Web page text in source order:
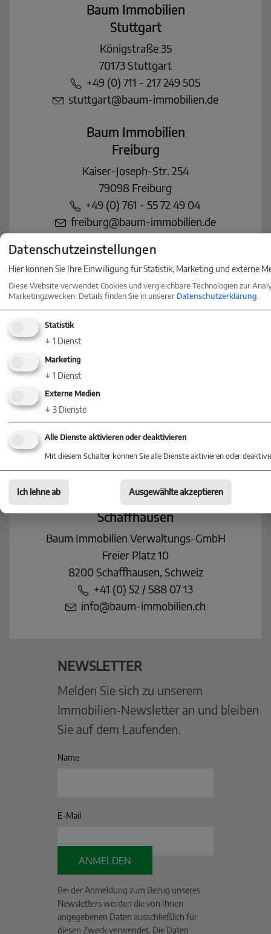
Baum Immobilien
Stuttgart
Königstraße 35
70173 Stuttgart
+49 (0) 711 - 217 249 505
stuttgart@baum-immobilien.de
Baum Immobilien
Freiburg
Kaiser-Joseph-Str. 254
79098 Freiburg
+49 (0) 761 - 55 72 49 04
freiburg@baum-immobilien.de
Baum Immobilien
Rottweil
Hyeres-Straße 22
78628 Rottweil
info@baum-immobilien.de
8001 Zürich, Schweiz
+41 43 456 27 22
Baum Immobilien
Schaffhausen
Baum Immobilien Verwaltungs-GmbH
Freier Platz 10
8200 Schaffhausen, Schweiz
+41 (0) 52 / 588 07 13
info@baum-immobilien.ch
NEWSLETTER
Melden Sie sich zu unserem
Immobilien-Newsletter an und bleiben
Sie auf dem Laufenden.
Name
E-Mail
ANMELDEN
Bei der Anmeldung zum Bezug unseres
Newsletters werden die von Ihnen
angegebenen Daten ausschließlich für
diesen Zweck verwendet. Die Daten
Datenschutzeinstellungen
Hier können Sie Ihre Einwilligung für Statistik, Marketing und externe
Diese Website verwendet Cookies und vergleichbare Technologien zur
Marketingzwecken. Details finden Sie in unserer Datenschutzerklärung
Statistik
↓ 1 Dienst
Marketing
↓ 1 Dienst
Externe Medien
↓ 3 Dienste
Alle Dienste aktivieren oder deaktivieren
Mit diesem Schalter können Sie alle Dienste aktivieren oder
Ich lehne ab Ausgewählte akzeptieren